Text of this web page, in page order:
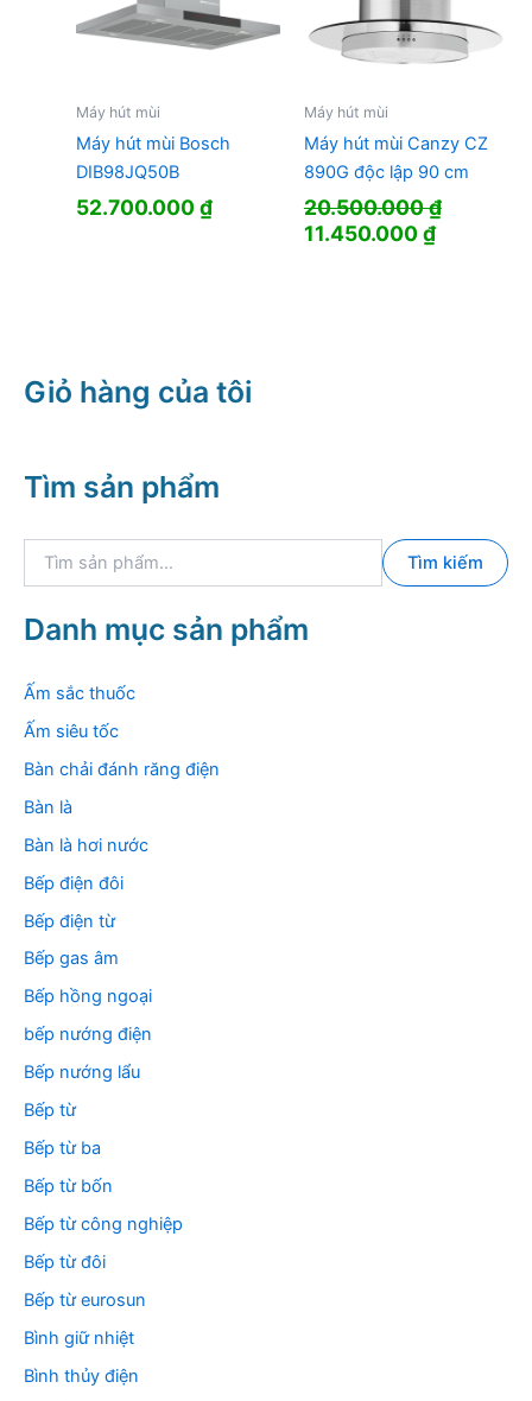
Máy hút mùi
Máy hút mùi Bosch
DIB98JQ50B
52.700.000₫
Máy hút mùi
Máy hút mùi Canzy CZ
890G độc lập 90 cm
20.500.000₫
Giá
11.450.000₫Giá
Giỏ hàng của tôi
Tìm sản phẩm
k
i
m
Tìm kiếm
Danh mục sản phẩm
Ấm sắc thuốc
Ấm siêu tốc
Bàn chải đánh răng điện
Bàn là
Bàn là hơi nước
Bếp điện đôi
Bếp điện từ
Bếp gas âm
Bếp hồng ngoại
bếp nướng điện
Bếp nướng lẩu
Bếp từ
Bếp từ ba
Bếp từ bốn
Bếp từ công nghiệp
Bếp từ đôi
Bếp từ eurosun
Bình giữ nhiệt
Bình thủy điện